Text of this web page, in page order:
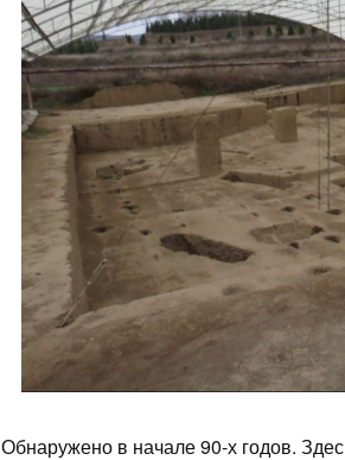
Обнаружено в начале 90-х годов.